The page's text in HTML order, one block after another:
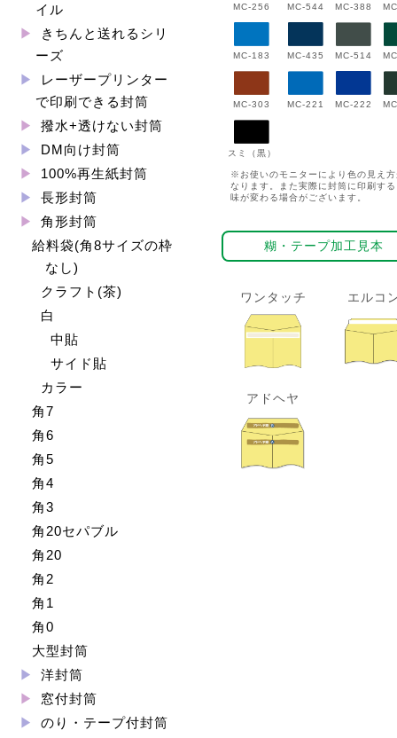
イル
きちんと送れるシリ
ーズ
レーザープリンター
で印刷できる封筒
撥水+透けない封筒
DM向け封筒
100%再生紙封筒
長形封筒
角形封筒
給料袋(角8サイズの枠
なし)
クラフト(茶)
白
中貼
サイド貼
カラー
角7
角6
角5
角4
角3
角20セパブル
角20
角2
角1
角0
大型封筒
洋封筒
窓付封筒
のり・テープ付封筒
MC-256 MC-544 MC-388
MC-183 MC-435 MC-514
MC-303 MC-221 MC-222
スミ（黒）
※お使いのモニターにより色の見え
なります。また実際に封筒に印刷す
味が変わる場合がございます。
糊・テープ加工見本
ワンタッチ エルコ
アドヘヤ